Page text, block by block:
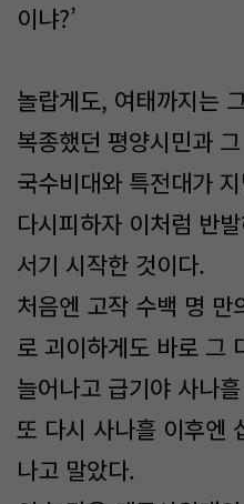
이냐?’
놀랍게도, 여태까지는
복종했던 평양시민과
국수비대와 특전대가
다시피하자 이처럼 반
서기 시작한 것이다.
처음엔 고작 수백 명 만
로 괴이하게도 바로 그
늘어나고 급기야 사나
또 다시 사나흘 이후엔
나고 말았다.